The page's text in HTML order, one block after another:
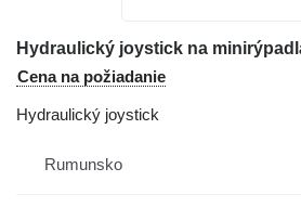
Hydraulický joystick na
Cena na požiadanie
Hydraulický joystick
Rumunsko